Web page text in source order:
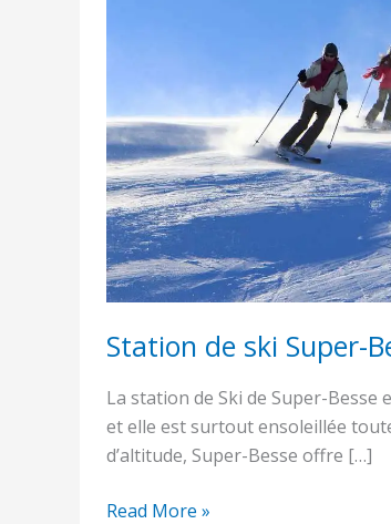
Station de ski Super-
La station de Ski de Super-Besse
et elle est surtout ensoleillée
d’altitude, Super-Besse offre […]
en
hiver
Read More »